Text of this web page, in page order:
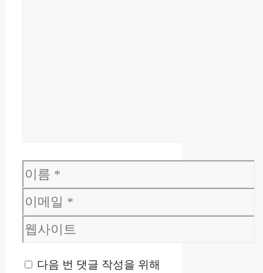
이
름
이
메
일
웹
사
이 다음 번 댓글 작성을 위해